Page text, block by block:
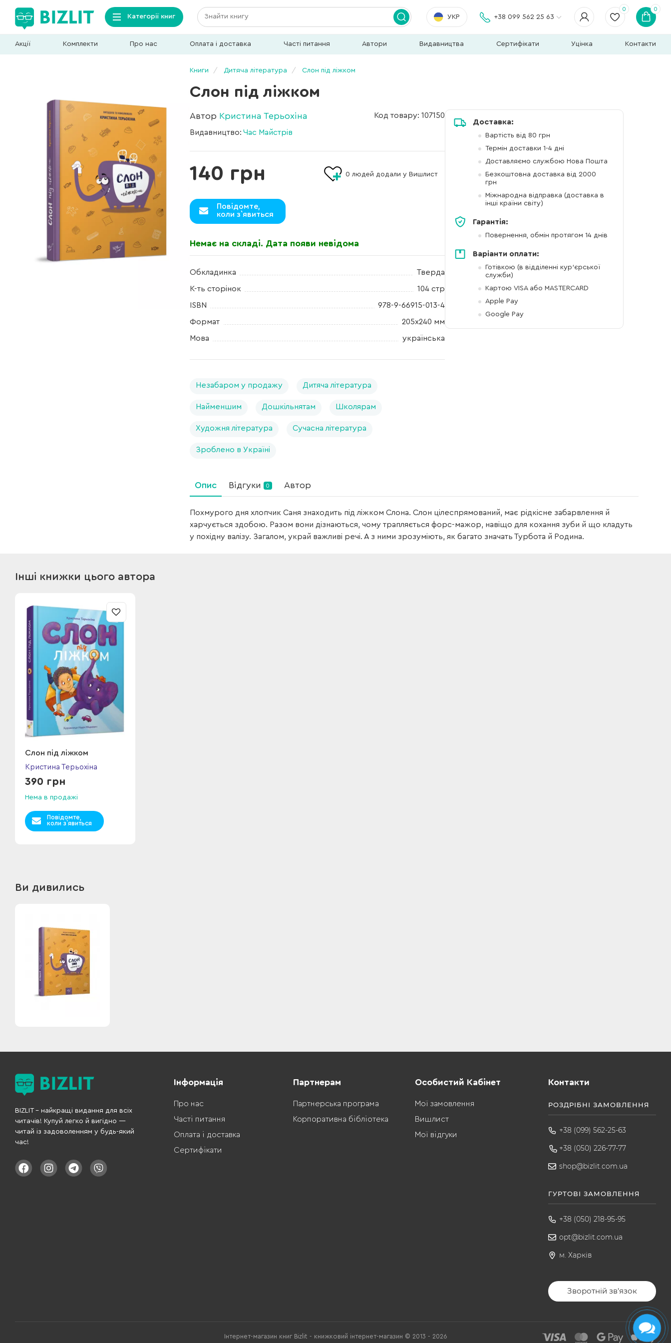
Категорії книг УКР +38 099 562 25 63
0 0
Акції Комплекти Про нас Оплата і доставка Часті питання Автори Видавництва Сертифікати Уцінка Контакти
Книги Дитяча література Слон під ліжком
Слон під ліжком
Автор Кристина Терьохіна
Видавництво: Час Майстрів
Код товару: 107150
140 грн
Повідомте,
коли з`явиться
0 людей додали у Вишлист
Немає на складі. Дата появи невідома
Обкладинка Тверда
К-ть сторінок 104 стр
ISBN 978-9-66915-013-4
Формат 205х240 мм
Мова українська
Незабаром у продажу Дитяча література
Найменшим Дошкільнятам Школярам
Художня література Сучасна література
Зроблено в Україні
Доставка:
Вартість від 80 грн
Термін доставки 1-4 дні
Доставляємо службою Нова Пошта
Безкоштовна доставка від 2000
грн
Міжнародна відправка (доставка в
інші країни світу)
Гарантія:
Повернення, обмін протягом 14 днів
Варіанти оплати:
Готівкою (в відділенні кур'єрської
служби)
Картою VISA або MASTERCARD
Apple Pay
Google Pay
Опис Відгуки 0 Автор
Похмурого дня хлопчик Саня знаходить під ліжком Слона. Слон цілеспрямований, має рідкісне забарвлення й
харчується здобою. Разом вони дізнаються, чому трапляється форс-мажор, навіщо для кохання зуби й що кладуть
у похідну валізу. Загалом, украй важливі речі. А з ними зрозуміють, як багато значать Турбота й Родина.
Інші книжки цього автора
Слон під ліжком
Кристина Терьохіна
390 грн
Нема в продажі
Повідомте,
коли з`явиться
Ви дивились
BIZLIT – найкращі видання для всіх
читачів! Купуй легко й вигідно —
читай із задоволенням у будь-який
час!
Інформація
Про нас
Часті питання
Оплата і доставка
Сертифікати
Партнерам
Партнерська програма
Корпоративна бібліотека
Особистий Кабінет
Мої замовлення
Вишлист
Мої відгуки
Контакти
РОЗДРІБНІ ЗАМОВЛЕННЯ
+38 (099) 562-25-63
+38 (050) 226-77-77
shop@bizlit.com.ua
ГУРТОВІ ЗАМОВЛЕННЯ
+38 (050) 218-95-95
opt@bizlit.com.ua
м. Харків
Зворотній зв'язок
Інтернет-магазин книг Bizlit - книжковий інтернет-магазин © 2013 - 2026